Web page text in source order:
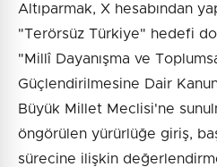
Altıparmak, X hesabından
"Terörsüz Türkiye" hedefi
"Millî Dayanışma ve
Güçlendirilmesine Dair
Büyük Millet Meclisi'ne
öngörülen yürürlüğe giriş,
sürecine ilişkin